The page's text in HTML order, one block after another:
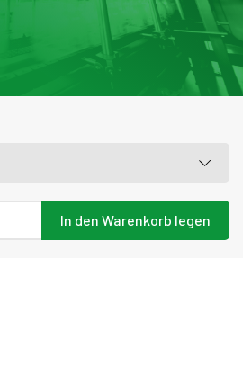
In den Warenkorb legen